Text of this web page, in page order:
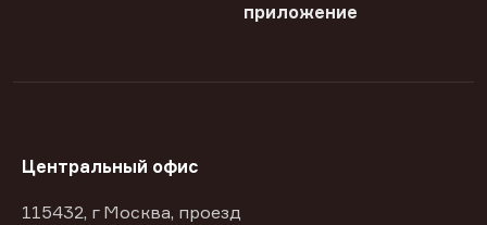
приложение
Центральный офис
115432, г Москва, проезд